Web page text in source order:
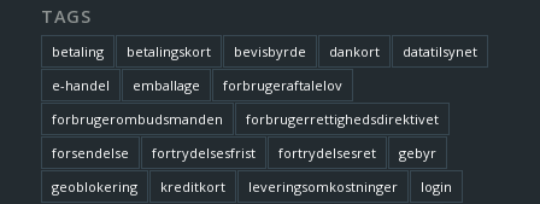
TAGS
betaling betalingskort bevisbyrde dankort
datatilsynet
e-handel
emballage
forbrugeraftalelov
forbrugerombudsmanden
forbrugerrettighedsdirektivet
forsendelse
fortrydelsesfrist fortrydelsesret
gebyr
geoblokering
kreditkort leveringsomkostninger
login